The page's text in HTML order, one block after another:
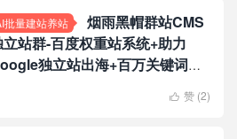
批量建站养站
烟雨黑帽群站CMS
立站群-百度权重站系统+助力
独立站出海+百万关键词标
 赞 (2)